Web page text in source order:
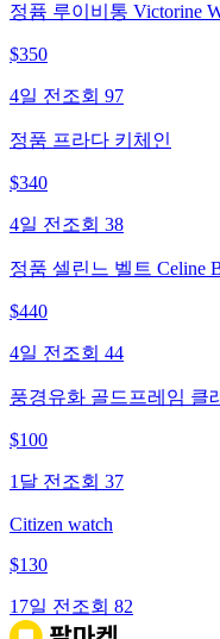
정퓸 루이비통 Victorine
$350
4일 전 조회 97
정품 프라다 키체인
$340
4일 전 조회 38
정품 셀린느 벨트 Celine
$440
4일 전 조회 44
풍경유화 골드프레임 클
$100
1달 전 조회 37
Citizen watch
$130
17일 전 조회 82